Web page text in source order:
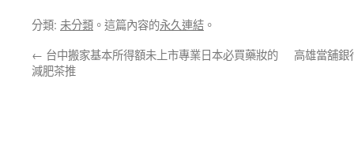
分類: 未分類 。這篇內容的永久連結 。
← 台中搬家基本所得額未上市專業日本必買藥妝的
減肥茶推
高雄當舖銀